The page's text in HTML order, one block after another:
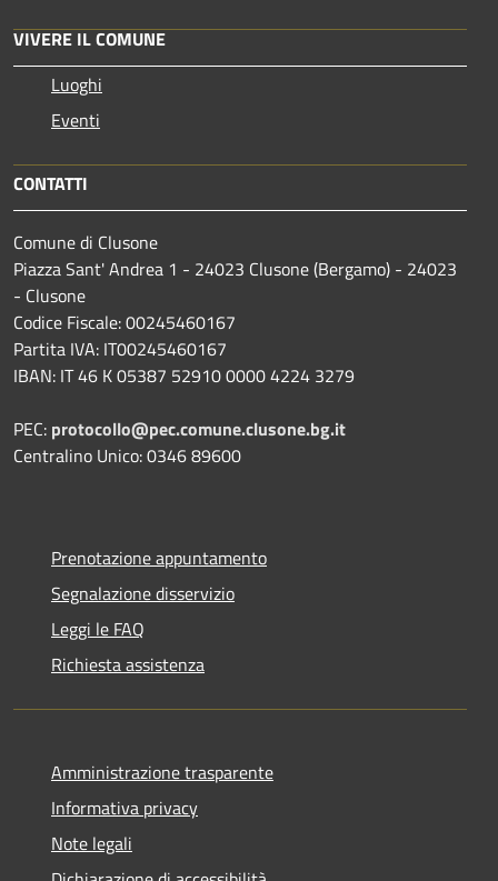
VIVERE IL COMUNE
Luoghi
Eventi
CONTATTI
Comune di Clusone
Piazza Sant' Andrea 1 - 24023 Clusone (Bergamo) - 24023
- Clusone
Codice Fiscale: 00245460167
Partita IVA: IT00245460167
IBAN: IT 46 K 05387 52910 0000 4224 3279
PEC: protocollo@pec.comune.clusone.bg.it
Centralino Unico: 0346 89600
Prenotazione appuntamento
Segnalazione disservizio
Leggi le FAQ
Richiesta assistenza
Amministrazione trasparente
Informativa privacy
Note legali